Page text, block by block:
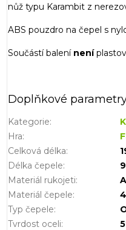
nůž typu Karambit z
ABS pouzdro na čepel s
Součástí balení není
Doplňkové
Kategorie:
Hra:
Celková délka:
Délka čepele:
Materiál rukojeti:
Materiál čepele:
Typ čepele:
Tvrdost oceli: